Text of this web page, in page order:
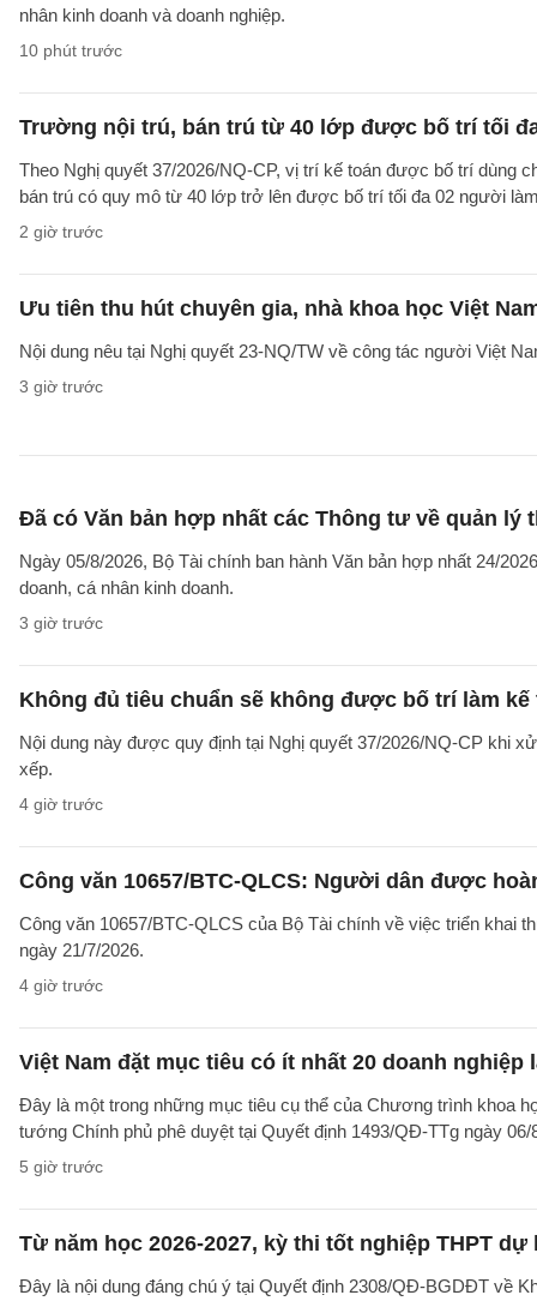
nhân kinh doanh và doanh nghiệp.
10 phút trước
Trường nội trú, bán trú từ 40 lớp được bố trí tối
Theo Nghị quyết 37/2026/NQ-CP, vị trí kế toán được bố trí dùng
bán trú có quy mô từ 40 lớp trở lên được bố trí tối đa 02 người
2 giờ trước
Ưu tiên thu hút chuyên gia, nhà khoa học Việt
Nội dung nêu tại Nghị quyết 23-NQ/TW về công tác người Việt
3 giờ trước
Đã có Văn bản hợp nhất các Thông tư về quản lý
Ngày 05/8/2026, Bộ Tài chính ban hành Văn bản hợp nhất 24/
doanh, cá nhân kinh doanh.
3 giờ trước
Không đủ tiêu chuẩn sẽ không được bố trí làm
Nội dung này được quy định tại Nghị quyết 37/2026/NQ-CP khi
xếp.
4 giờ trước
Công văn 10657/BTC-QLCS: Người dân được
Công văn 10657/BTC-QLCS của Bộ Tài chính về việc triển khai
ngày 21/7/2026.
4 giờ trước
Việt Nam đặt mục tiêu có ít nhất 20 doanh
Đây là một trong những mục tiêu cụ thể của Chương trình khoa
tướng Chính phủ phê duyệt tại Quyết định 1493/QĐ-TTg ngày
5 giờ trước
Từ năm học 2026-2027, kỳ thi tốt nghiệp THPT
Đây là nội dung đáng chú ý tại Quyết định 2308/QĐ-BGDĐT về